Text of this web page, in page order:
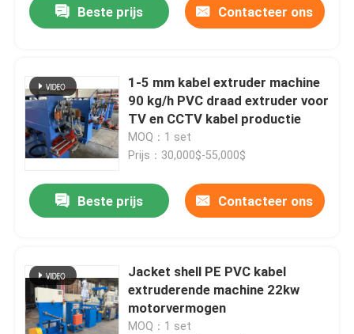
Beste prijs Contacteer ons
1-5 mm kabel extruder machine
90 kg/h PVC draad extruder voor
TV en CCTV kabel productie
MOQ：1 set
Prijs：30,000$-55,000$
Beste prijs Contacteer ons
Jacket shell PE PVC kabel
extruderende machine 22kw
motorvermogen
MOQ：1 set